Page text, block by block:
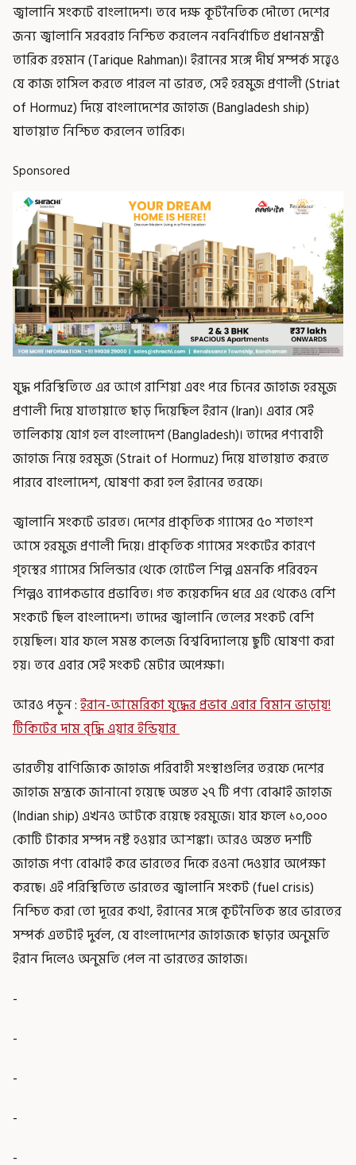
জ্বালানি সংকটে বাংলাদেশ। তবে দক্ষ কূটনৈতিক দৌত্যে দেশের
জন্য জ্বালানি সরবরাহ নিশ্চিত করলেন নবনির্বাচিত প্রধানমন্ত্রী
তারিক রহমান (Tarique Rahman)। ইরানের সঙ্গে দীর্ঘ সম্পর্ক সত্ত্বেও
যে কাজ হাসিল করতে পারল না ভারত, সেই হরমুজ প্রণালী (Striat
of Hormuz) দিয়ে বাংলাদেশের জাহাজ (Bangladesh ship)
যাতায়াত নিশ্চিত করলেন তারিক।
Sponsored
যুদ্ধ পরিস্থিতিতে এর আগে রাশিয়া এবং পরে চিনের জাহাজ হরমুজ
প্রণালী দিয়ে যাতায়াতে ছাড় দিয়েছিল ইরান (Iran)। এবার সেই
তালিকায় যোগ হল বাংলাদেশ (Bangladesh)। তাদের পণ্যবাহী
জাহাজ নিয়ে হরমুজ (Strait of Hormuz) দিয়ে যাতায়াত করতে
পারবে বাংলাদেশ, ঘোষণা করা হল ইরানের তরফে।
জ্বালানি সংকটে ভারত। দেশের প্রাকৃতিক গ্যাসের ৫০ শতাংশ
আসে হরমুজ প্রণালী দিয়ে। প্রাকৃতিক গ্যাসের সংকটের কারণে
গৃহস্থের গ্যাসের সিলিন্ডার থেকে হোটেল শিল্প এমনকি পরিবহন
শিল্পও ব্যাপকভাবে প্রভাবিত। গত কয়েকদিন ধরে এর থেকেও বেশি
সংকটে ছিল বাংলাদেশ। তাদের জ্বালানি তেলের সংকট বেশি
হয়েছিল। যার ফলে সমস্ত কলেজ বিশ্ববিদ্যালয়ে ছুটি ঘোষণা করা
হয়। তবে এবার সেই সংকট মেটার অপেক্ষা।
আরও পড়ুন :ইরান-আমেরিকা যুদ্ধের প্রভাব এবার বিমান ভাড়ায়!
টিকিটের দাম বৃদ্ধি এয়ার ইন্ডিয়ার
ভারতীয় বাণিজ্যিক জাহাজ পরিবাহী সংস্থাগুলির তরফে দেশের
জাহাজ মন্ত্রকে জানানো হয়েছে অন্তত ২৭ টি পণ্য বোঝাই জাহাজ
(Indian ship) এখনও আটকে রয়েছে হরমুজে। যার ফলে ১০,০০০
কোটি টাকার সম্পদ নষ্ট হওয়ার আশঙ্কা। আরও অন্তত দশটি
জাহাজ পণ্য বোঝাই করে ভারতের দিকে রওনা দেওয়ার অপেক্ষা
করছে। এই পরিস্থিতিতে ভারতের জ্বালানি সংকট (fuel crisis)
নিশ্চিত করা তো দূরের কথা, ইরানের সঙ্গে কূটনৈতিক স্তরে ভারতের
সম্পর্ক এতটাই দুর্বল, যে বাংলাদেশের জাহাজকে ছাড়ার অনুমতি
ইরান দিলেও অনুমতি পেল না ভারতের জাহাজ।
-
-
-
-
-